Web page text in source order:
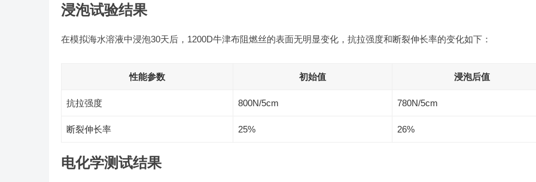
浸泡试验结果
在模拟海水溶液中浸泡30天后，1200D牛津布阻燃丝的表面无明显变化，抗拉强度和断裂伸长率的变化如下：
性能参数 初始值 浸泡后值
抗拉强度 800N/5cm 780N/5cm
断裂伸长率 25% 26%
电化学测试结果